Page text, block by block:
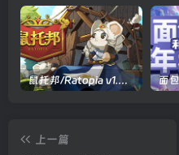
鼠托邦/Ratopia v1.0.0530|策略模拟|容量2.9GB|官方中文版
上一篇